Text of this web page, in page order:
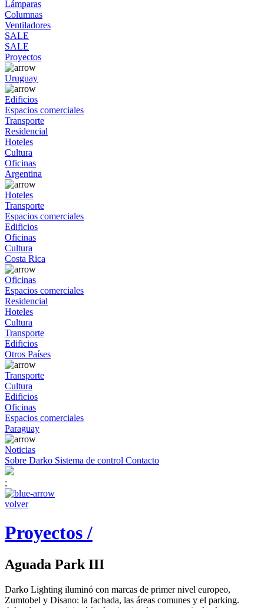
Lámparas
Columnas
Ventiladores
SALE
SALE
Proyectos
Uruguay
Edificios
Espacios comerciales
Transporte
Residencial
Hoteles
Cultura
Oficinas
Argentina
Hoteles
Transporte
Espacios comerciales
Edificios
Oficinas
Cultura
Costa Rica
Oficinas
Espacios comerciales
Residencial
Hoteles
Cultura
Transporte
Edificios
Otros Países
Transporte
Cultura
Edificios
Oficinas
Espacios comerciales
Paraguay
Noticias
Sobre Darko Sistema de control Contacto
;
volver
Proyectos /
Aguada Park III
Darko Lighting iluminó con marcas de primer nivel europeo,
Zumtobel y Disano: la fachada, las áreas comunes y el parking.